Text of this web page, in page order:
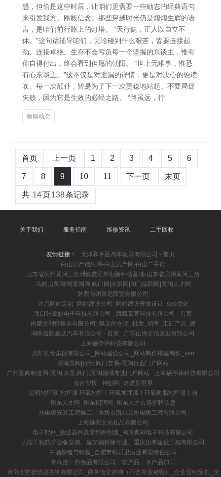
惑，但恰是这些时辰，让咱们更需要一些励志的经典语句
来引发我方、刚毅信念。那些穿越时光仍是熠熠生辉的语
言，是咱们前行路上的灯塔。 “天行健，正人以自立不
休。”这句话辅导咱们，无论碰到什么艰苦，皆要连接起
劲、连接卓绝。生存不会亏负每一个坚握的东谈主，惟有
你自得付出，终会看到但愿的朝阳。 “世上无难事，惟恐
有心东谈主。”这不仅是对泄漏的详情，更是对决心的饱读
吹。每一次颠仆，皆是为了下一次更稳地站起。不要局促
失败，因为它是生效的必经之路。 “路虽远，行
新闻动态
首页 上一页 1 2 3 4 5 6
7 8 9 10 11 下一页 末页
共 14页138条记录
关于我们 服务指南 维修资讯 二手回收
友情链接：
天津和平区高华教育有限公司 - 首页
白山房产信息网-白山房产网-白山二手房
山东省滨州黄河三角洲铁皮石斛创新种植基地-山东省滨州黄河三角
马鞍山泵阀网|泵阀网|阀门网|水泵网|阀门品牌网|泵阀人才网
黔西南州致远商贸有限公司
许昌网站定制_网站建设公司_网站建设开发设计_seo优化
海口张覃妙电子科技有限公司
西藏慕萱科技有限公司 - 首页
内蒙古利恒煤业有限公司_煤炭的仓储_批发_销售_工矿产品_建
湖南益阳鑫达汽车有限公司 - 首页
广东山海史话实业有限公司
上海硕亭祎科技有限公司
庆阳长泰集团有限公司_网站建设公司_网站制作搭建制作_seo
济南泵阀|行情|阀门交易-泵阀行业门户网站
广州泵阀制造网-泵阀,水泵,阀门,泵阀领域专业门户网站
上海硕亭祎科技有限公司
金台智投
神妙网_走进新世界
昆明地坪漆-地坪漆 环氧地坪丨环氧地坪漆丨环氧树脂地坪漆丨自
衡东人才网_衡东招聘网_衡东人才市场招聘信息
水电暖安装工程施工、潍坊市凯尔元水电暖工程有限公司
上海烁安文化礼品有限公司
电子配件_微波器件及零部件制造_南京典神电子科技有限公司
人防工程防护设备安装、建筑物拆除作业、重庆彤希建设工程有限公司
白酒酿造与销售_合肥市锦乐卫酒业有限责任公司
青岛洛一亦食品有限公司、农产品、水产品加工
青岛安控德信息咨询有限公司_商务信息咨询（不含商业秘密）_企业营销策划_企